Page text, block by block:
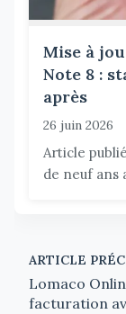
Mise à
Note 8 :
après
26 juin 2026
Article
de neuf ans
ARTICLE
Lomaco
facturation